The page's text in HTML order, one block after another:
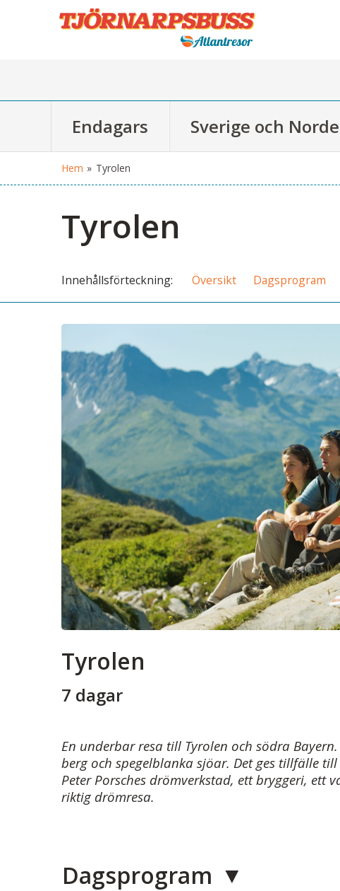
Endagars Sverige och
Hem » Tyrolen
Tyrolen
Innehållsförteckning Översikt Dagsprogram
Tyrolen
7 dagar
En underbar resa till Tyrolen och södra
berg och spegelblanka sjöar. Det ges tillfälle
Peter Porsches drömverkstad, ett bryggeri,
riktig drömresa.
Dagsprogram